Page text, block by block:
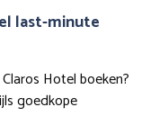
last-minute
Hotel boeken?
goedkope